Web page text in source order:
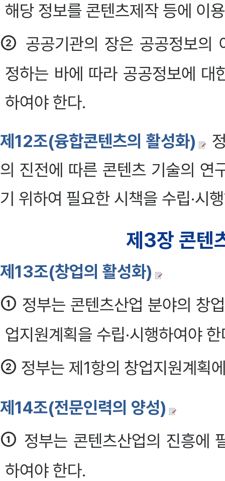
해당 정보를 콘텐츠제작 등에 이
② 공공기관의 장은 공공정보의
정하는 바에 따라 공공정보에 대
하여야 한다.
제12조(융합콘텐츠의 활성화)
의 진전에 따른 콘텐츠 기술의 연
기 위하여 필요한 시책을 수립·시
제3장 콘텐
제13조(창업의 활성화)
① 정부는 콘텐츠산업 분야의 창
업지원계획을 수립·시행하여야
② 정부는 제1항의 창업지원계획
제14조(전문인력의 양성)
① 정부는 콘텐츠산업의 진흥에
하여야 한다.